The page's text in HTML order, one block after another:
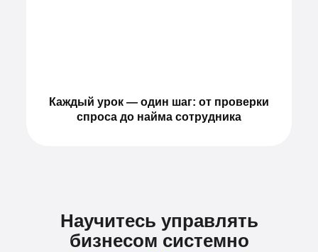
Каждый урок — один шаг: от проверки
спроса до найма сотрудника
Научитесь управлять
бизнесом системно